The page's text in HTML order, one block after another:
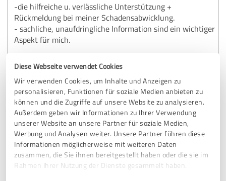
Diese Webseite verwendet Cookies
Wir verwenden Cookies, um Inhalte und Anzeigen zu
personalisieren, Funktionen für soziale Medien anbieten zu
können und die Zugriffe auf unsere Website zu analysieren.
Außerdem geben wir Informationen zu Ihrer Verwendung
unserer Website an unsere Partner für soziale Medien,
Werbung und Analysen weiter. Unsere Partner führen diese
Informationen möglicherweise mit weiteren Daten
zusammen, die Sie ihnen bereitgestellt haben oder die sie im
Rahmen Ihrer Nutzung der Dienste gesammelt haben.
-die hilfreiche u. verlässliche Unterstützung +
Rückmeldung bei meiner Schadensabwicklung.
- sachliche, unaufdringliche Information sind ein wichtiger
Aspekt für mich.
Erfahrungsbericht & Bewertung zu:
Stefan Hammer - Swiss Life Select
23.02.2021 Anonym
Kommentar von Mag. Stefan Hammer:
Danke für dein ausführliches Feedback!